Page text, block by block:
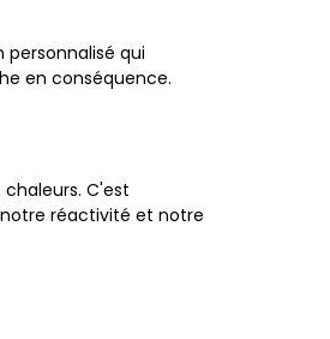
qui
en conséquence.
C'est
réactivité et notre